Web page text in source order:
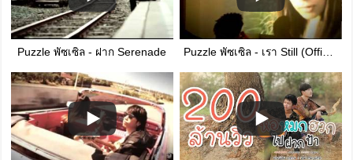
Puzzle พัซเซิล - ฝาก Serenade Puzzle พัซเซิล - เรา Still (Official Music Video)